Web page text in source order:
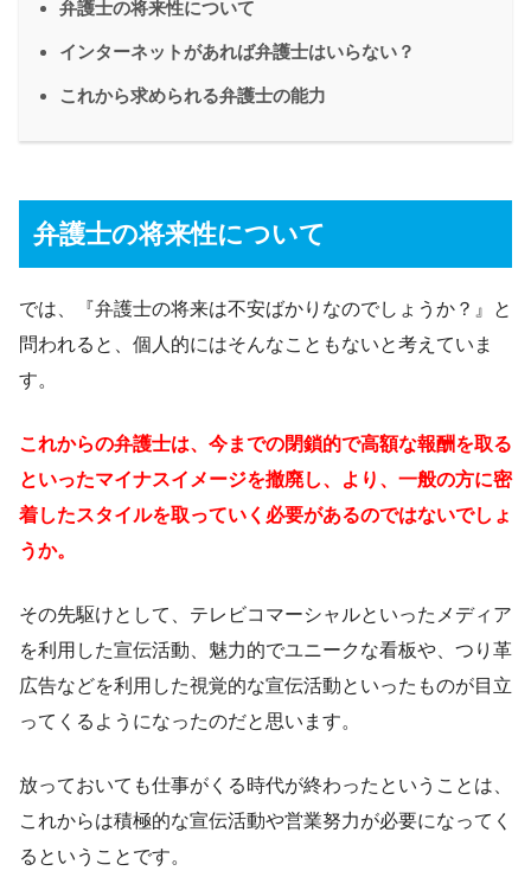
弁護士の将来性について
インターネットがあれば弁護士はいらない？
これから求められる弁護士の能力
弁護士の将来性について
では、『弁護士の将来は不安ばかりなのでしょうか？』と
問われると、個人的にはそんなこともないと考えていま
す。
これからの弁護士は、今までの閉鎖的で高額な報酬を取る
といったマイナスイメージを撤廃し、より、一般の方に密
着したスタイルを取っていく必要があるのではないでしょ
うか。
その先駆けとして、テレビコマーシャルといったメディア
を利用した宣伝活動、魅力的でユニークな看板や、つり革
広告などを利用した視覚的な宣伝活動といったものが目立
ってくるようになったのだと思います。
放っておいても仕事がくる時代が終わったということは、
これからは積極的な宣伝活動や営業努力が必要になってく
るということです。